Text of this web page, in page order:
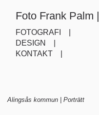
Foto Frank Palm |
FOTOGRAFI |
DESIGN |
KONTAKT |
Alingsås kommun | Porträtt